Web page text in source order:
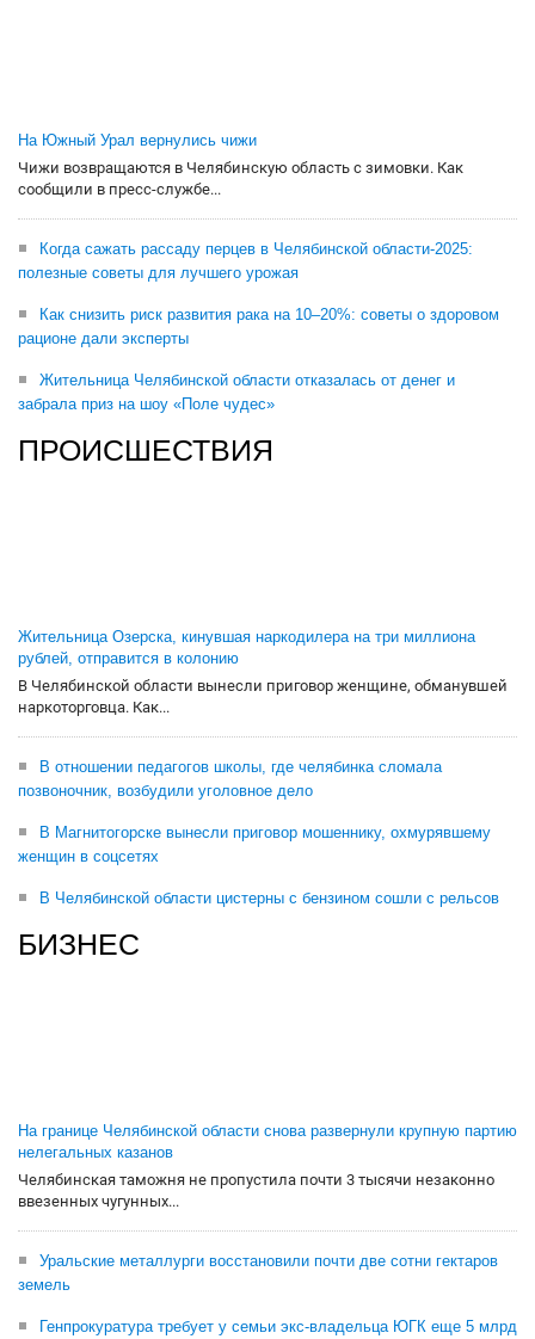
На Южный Урал вернулись чижи
Чижи возвращаются в Челябинскую область с зимовки. Как
сообщили в пресс-службе...
Когда сажать рассаду перцев в Челябинской области-2025:
полезные советы для лучшего урожая
Как снизить риск развития рака на 10–20%: советы о здоровом
рационе дали эксперты
Жительница Челябинской области отказалась от денег и
забрала приз на шоу «Поле чудес»
ПРОИСШЕСТВИЯ
Жительница Озерска, кинувшая наркодилера на три миллиона
рублей, отправится в колонию
В Челябинской области вынесли приговор женщине, обманувшей
наркоторговца. Как...
В отношении педагогов школы, где челябинка сломала
позвоночник, возбудили уголовное дело
В Магнитогорске вынесли приговор мошеннику, охмурявшему
женщин в соцсетях
В Челябинской области цистерны с бензином сошли с рельсов
БИЗНЕС
На границе Челябинской области снова развернули крупную партию
нелегальных казанов
Челябинская таможня не пропустила почти 3 тысячи незаконно
ввезенных чугунных...
Уральские металлурги восстановили почти две сотни гектаров
земель
Генпрокуратура требует у семьи экс-владельца ЮГК еще 5 млрд